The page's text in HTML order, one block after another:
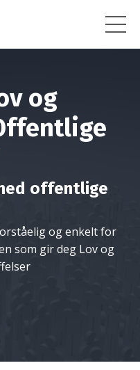
og
offentlige
og enkelt for
som gir deg Lov og